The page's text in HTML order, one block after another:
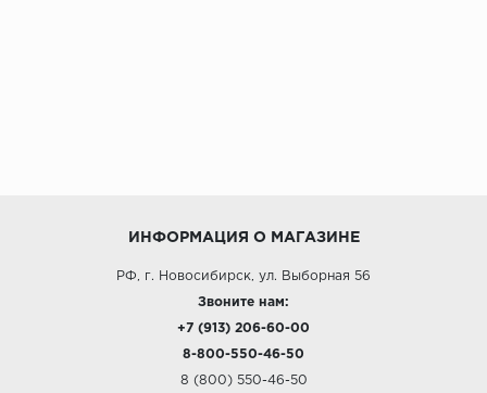
ИНФОРМАЦИЯ О МАГАЗИНЕ
РФ, г. Новосибирск, ул. Выборная 56
Звоните нам:
+7 (913) 206-60-00
8-800-550-46-50
8 (800) 550-46-50